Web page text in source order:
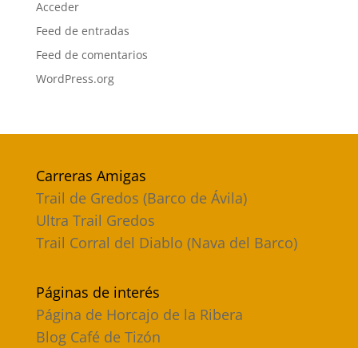
Acceder
Feed de entradas
Feed de comentarios
WordPress.org
Carreras Amigas
Trail de Gredos (Barco de Ávila)
Ultra Trail Gredos
Trail Corral del Diablo (Nava del Barco)
Páginas de interés
Página de Horcajo de la Ribera
Blog Café de Tizón